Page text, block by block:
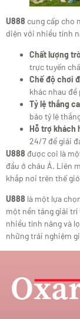
U888 cung cấp cho
diện với nhiều tính
Chất lượng
trực tuyến
Chế độ chơi
khác nhau
Tỷ lệ thắng
bảo tỷ lệ
Hỗ trợ khách
24/7 để giải
U888 được coi là
đầu ở châu Á. Liên
khắp nơi trên thế
U888 là một lựa
một nền tảng giải
nhiều tính năng và
những trải nghiệm